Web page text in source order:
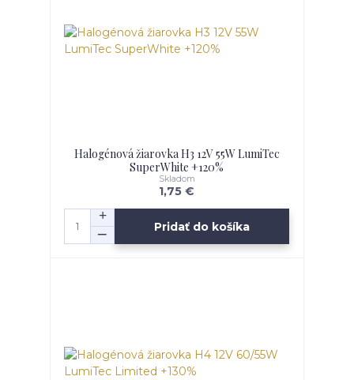
Halogénová žiarovka H3 12V 55W LumiTec
SuperWhite +120%
1,75 €
Skladom
Pridať do košíka